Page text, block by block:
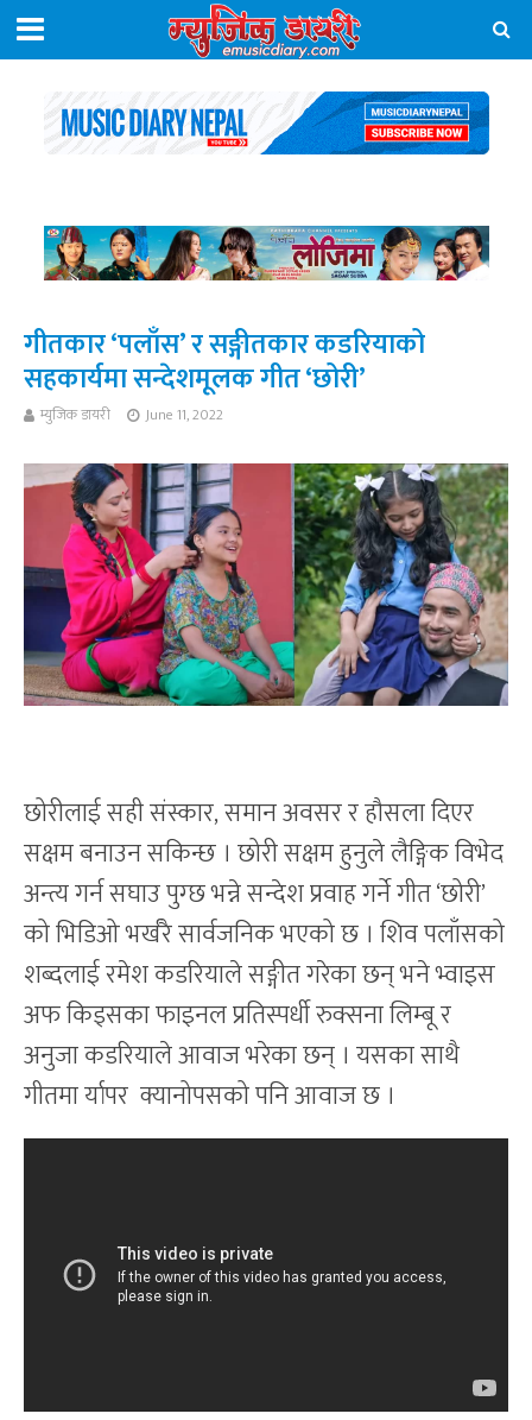
गीतकार ‘पलाँस’ र सङ्गीतकार कडरियाको
सहकार्यमा सन्देशमूलक गीत ‘छोरी’
म्युजिक डायरी June 11, 2022
छोरीलाई सही संस्कार, समान अवसर र हौसला दिएर
सक्षम बनाउन सकिन्छ । छोरी सक्षम हुनुले लैङ्गिक विभेद
अन्त्य गर्न सघाउ पुग्छ भन्ने सन्देश प्रवाह गर्ने गीत ‘छोरी’
को भिडिओ भर्खरै सार्वजनिक भएको छ । शिव पलाँसको
शब्दलाई रमेश कडरियाले सङ्गीत गरेका छन् भने भ्वाइस
अफ किड्सका फाइनल प्रतिस्पर्धी रुक्सना लिम्बू र
अनुजा कडरियाले आवाज भरेका छन् । यसका साथै
गीतमा र्यापर क्यानोपसको पनि आवाज छ ।